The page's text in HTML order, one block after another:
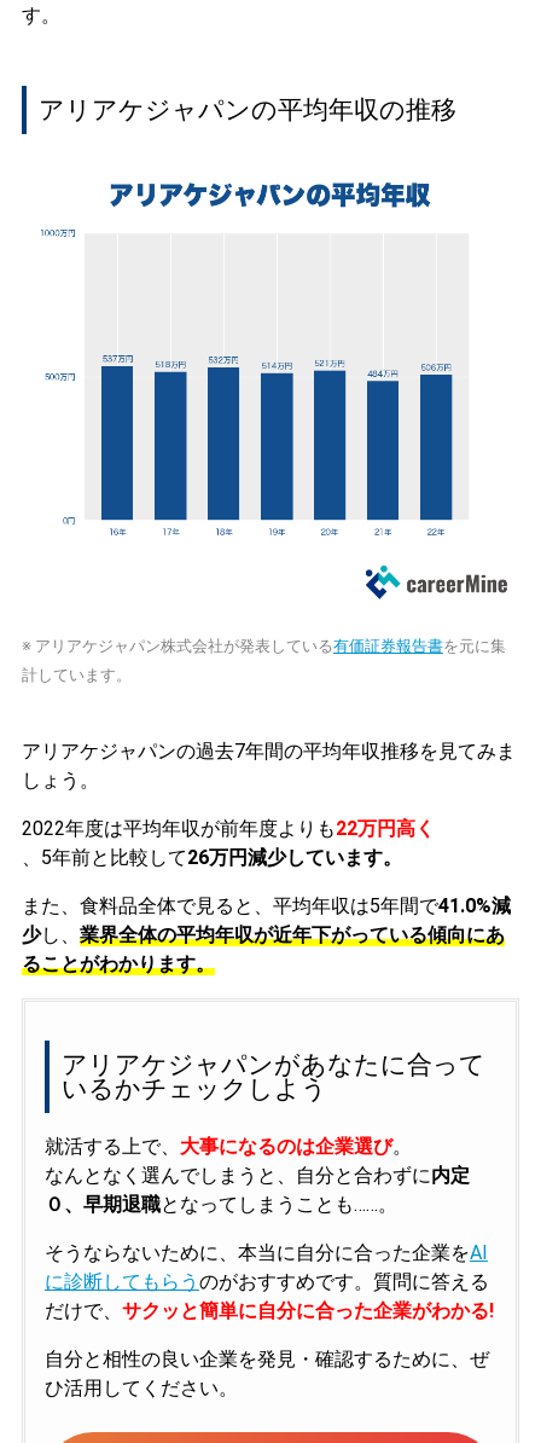
す。
アリアケジャパンの平均年収の推移
※ アリアケジャパン株式会社が発表している有価証券報告書を元に集
計しています。
アリアケジャパンの過去7年間の平均年収推移を見てみま
しょう。
2022年度は平均年収が前年度よりも22万円高く
、5年前と比較して26万円減少しています。
また、食料品全体で見ると、平均年収は5年間で41.0%減
少し、 業界全体の平均年収が近年下がっている傾向にあ
ることがわかります。
アリアケジャパンがあなたに合って
いるかチェックしよう
就活する上で、 大事になるのは企業選び。
なんとなく選んでしまうと、自分と合わずに内定
０、早期退職となってしまうことも……。
そうならないために、本当に自分に合った企業をAI
に診断してもらう のがおすすめです。質問に答える
だけで、 サクッと簡単に自分に合った企業がわかる!
自分と相性の良い企業を発見・確認するために、ぜ
ひ活用してください。